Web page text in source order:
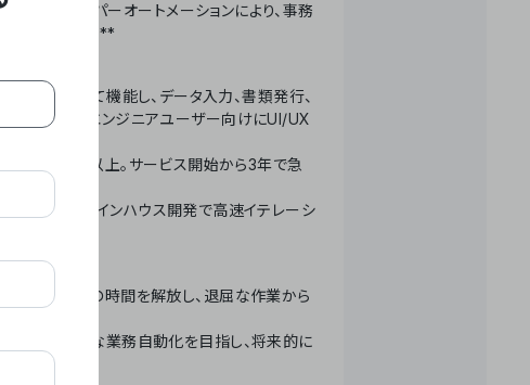
わせたハイパーオートメーションにより、事務
しています。**
ベースとして機能し、データ入力、書類発行、
自動化。非エンジニアユーザー向けにUI/UX
率300%以上。サービス開始から3年で急
ームで完結。インハウス開発で高速イテレーシ
ジーで人々の時間を解放し、退屈な作業から
– 世界的な業務自動化を目指し、将来的に